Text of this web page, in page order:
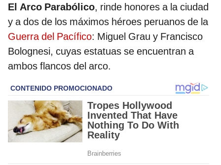
El Arco Parabólico, rinde honores a la ciudad
y a dos de los máximos héroes peruanos de la
Guerra del Pacífico: Miguel Grau y Francisco
Bolognesi, cuyas estatuas se encuentran a
ambos flancos del arco.